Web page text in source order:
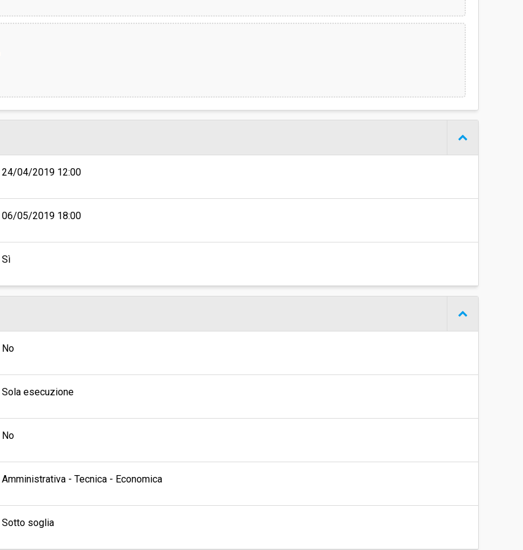
24/04/2019 12:00
06/05/2019 18:00
Sì
No
Sola esecuzione
No
Amministrativa - Tecnica - Economica
Sotto soglia